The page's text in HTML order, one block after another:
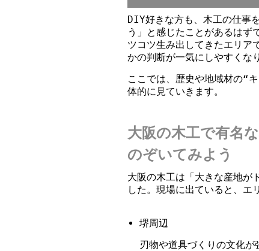
DIY好きな方も、木工の仕事
う」と感じたことがあるはず
ツコツ生み出してきたエリア
かの判断が一気にしやすくな
ここでは、歴史や地域材の“
体的に見ていきます。
大阪の木工で有名
のぞいてみよう
大阪の木工は「大きな産地が
した。現場に出ていると、エ
堺周辺
刃物や道具づくりの文化